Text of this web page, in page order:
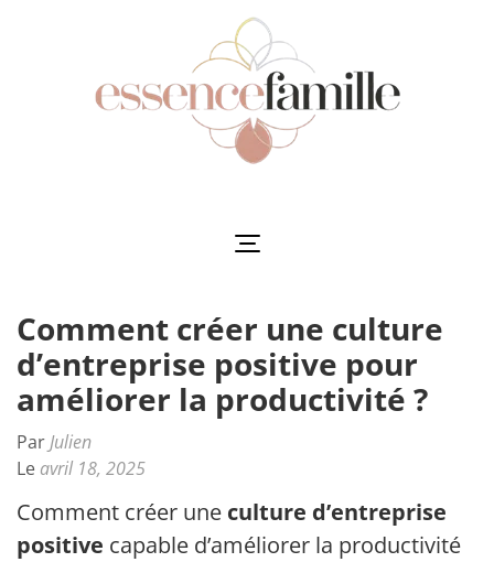
Comment créer une culture
d’entreprise positive pour
améliorer la productivité ?
ParJulien
Le avril 18, 2025
Comment créer une culture d’entreprise
positive capable d’améliorer la productivité ?